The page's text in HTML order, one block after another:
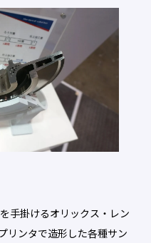
手掛けるオリックス・レン
リンタで造形した各種サン